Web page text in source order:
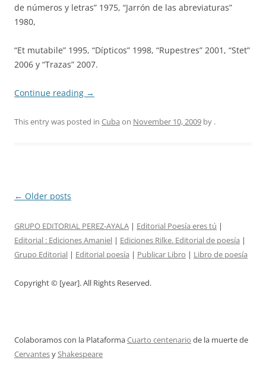
de números y letras” 1975, “Jarrón de las abreviaturas”
1980,
“Et mutabile” 1995, “Dípticos” 1998, “Rupestres” 2001, “Stet”
2006 y “Trazas” 2007.
Continue reading →
This entry was posted in Cuba on November 10, 2009 by .
Post
← Older posts
GRUPO EDITORIAL PEREZ-AYALA | Editorial Poesía eres tú |
Editorial : Ediciones Amaniel | Ediciones Rilke. Editorial de poesía |
Grupo Editorial | Editorial poesía | Publicar Libro | Libro de poesía
Copyright © [year]. All Rights Reserved.
Colaboramos con la PlataformaCuarto centenario de la muerte de
CervantesyShakespeare